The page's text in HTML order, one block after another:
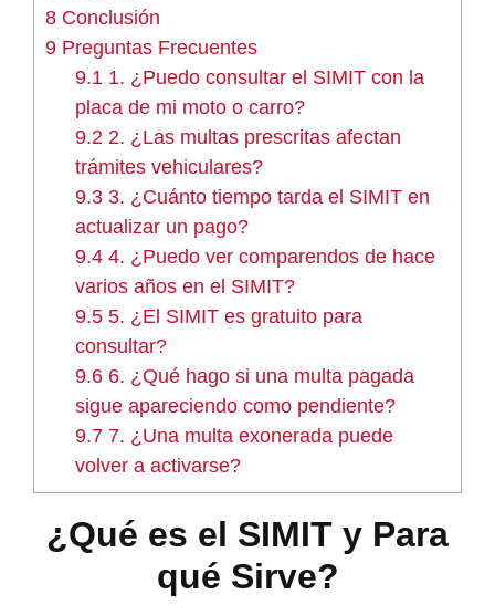
8 Conclusión
9 Preguntas Frecuentes
9.1 1. ¿Puedo consultar el SIMIT con la
placa de mi moto o carro?
9.2 2. ¿Las multas prescritas afectan
trámites vehiculares?
9.3 3. ¿Cuánto tiempo tarda el SIMIT en
actualizar un pago?
9.4 4. ¿Puedo ver comparendos de hace
varios años en el SIMIT?
9.5 5. ¿El SIMIT es gratuito para
consultar?
9.6 6. ¿Qué hago si una multa pagada
sigue apareciendo como pendiente?
9.7 7. ¿Una multa exonerada puede
volver a activarse?
¿Qué es el SIMIT y Para
qué Sirve?